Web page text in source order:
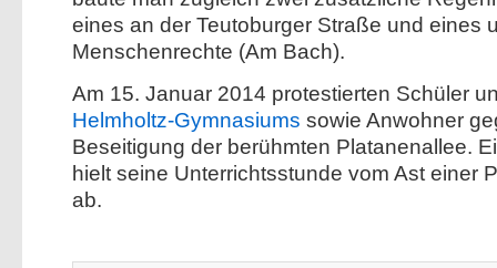
eines an der Teutoburger Straße und eines
Menschenrechte (Am Bach).
Am 15. Januar 2014 protestierten Schüler
Helmholtz-Gymnasiums sowie Anwohner
Beseitigung der berühmten Platanenallee.
hielt seine Unterrichtsstunde vom Ast einer
ab.